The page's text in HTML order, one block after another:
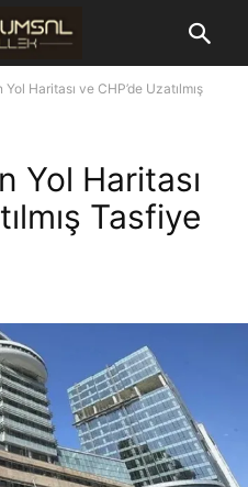
Yol Haritası ve CHP’de Uzatılmış
Yol Haritası
Tasfiye